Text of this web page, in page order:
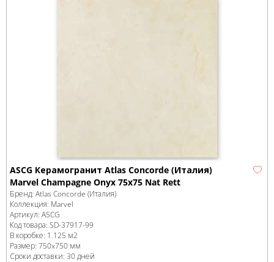
ASCG Керамогранит Atlas Concorde (Италия)
Marvel Champagne Onyx 75x75 Nat Rett
Бренд: Atlas Concorde (Италия)
Коллекция: Marvel
Артикул: ASCG
Код товара: SD-37917-99
В коробке: 1.125 м2
Размер: 750x750 мм
Сроки доставки: 30 дней